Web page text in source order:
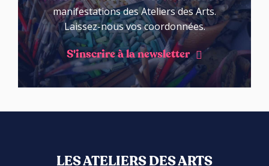
manifestations des Ateliers des Arts.
Laissez-nous vos coordonnées.
S'inscrire à la newsletter
LES ATELIERS DES ARTS